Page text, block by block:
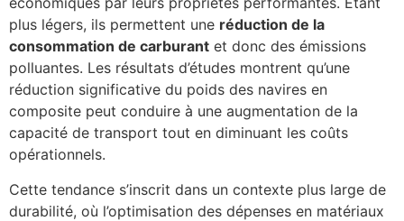
plus légers, ils permettent une réduction de la
consommation de carburant et donc des émissions
polluantes. Les résultats d’études montrent qu’une
réduction significative du poids des navires en
composite peut conduire à une augmentation de la
capacité de transport tout en diminuant les coûts
opérationnels.
Cette tendance s’inscrit dans un contexte plus large de
durabilité, où l’optimisation des dépenses en matériaux